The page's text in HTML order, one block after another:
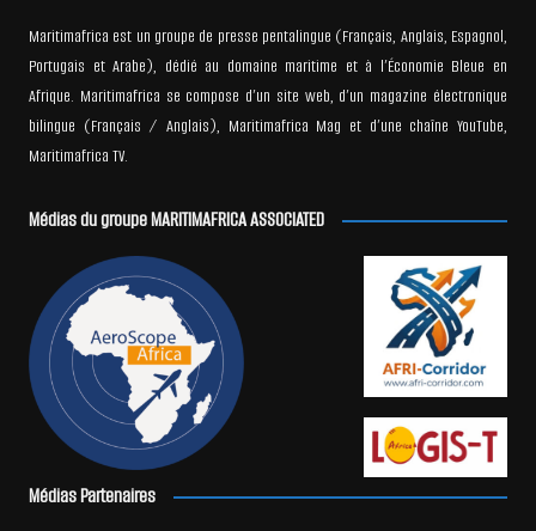
Maritimafrica est un groupe de presse pentalingue (Français, Anglais, Espagnol,
Portugais et Arabe), dédié au domaine maritime et à l’Économie Bleue en
Afrique. Maritimafrica se compose d’un site web, d’un magazine électronique
bilingue (Français / Anglais), Maritimafrica Mag et d’une chaîne YouTube,
Maritimafrica TV.
Médias du groupe MARITIMAFRICA ASSOCIATED
Médias Partenaires